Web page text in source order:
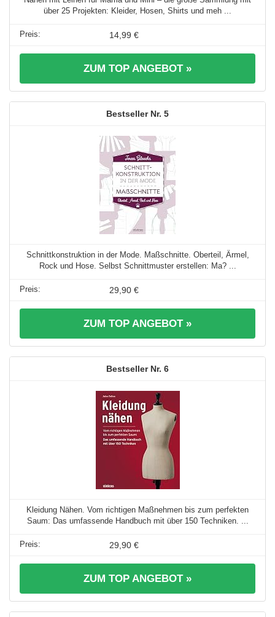
über 25 Projekten: Kleider, Hosen, Shirts und meh ...
14,99 €
ZUM TOP ANGEBOT »
5
Schnittkonstruktion in der Mode. Maßschnitte. Oberteil, Ärmel,
Rock und Hose. Selbst Schnittmuster erstellen: Ma? ...
29,90 €
ZUM TOP ANGEBOT »
6
Kleidung Nähen. Vom richtigen Maßnehmen bis zum perfekten
Saum: Das umfassende Handbuch mit über 150 Techniken. ...
29,90 €
ZUM TOP ANGEBOT »